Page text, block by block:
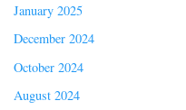
January 2025
December 2024
October 2024
August 2024